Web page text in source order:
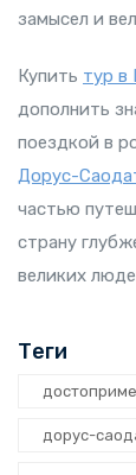
замысел и
Купить тур в
дополнить
поездкой в
Дорус-
частью
страну
великих
Теги
дорус-